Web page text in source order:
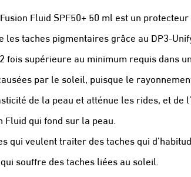
Fluid SPF50+ 50 ml est un
taches pigmentaires grâce au DP3-
fois supérieure au minimum requis dans
par le soleil, puisque le
de la peau et atténue les rides, et
qui fond sur la peau.
qui veulent traiter des taches qui
souffre des taches liées au soleil.